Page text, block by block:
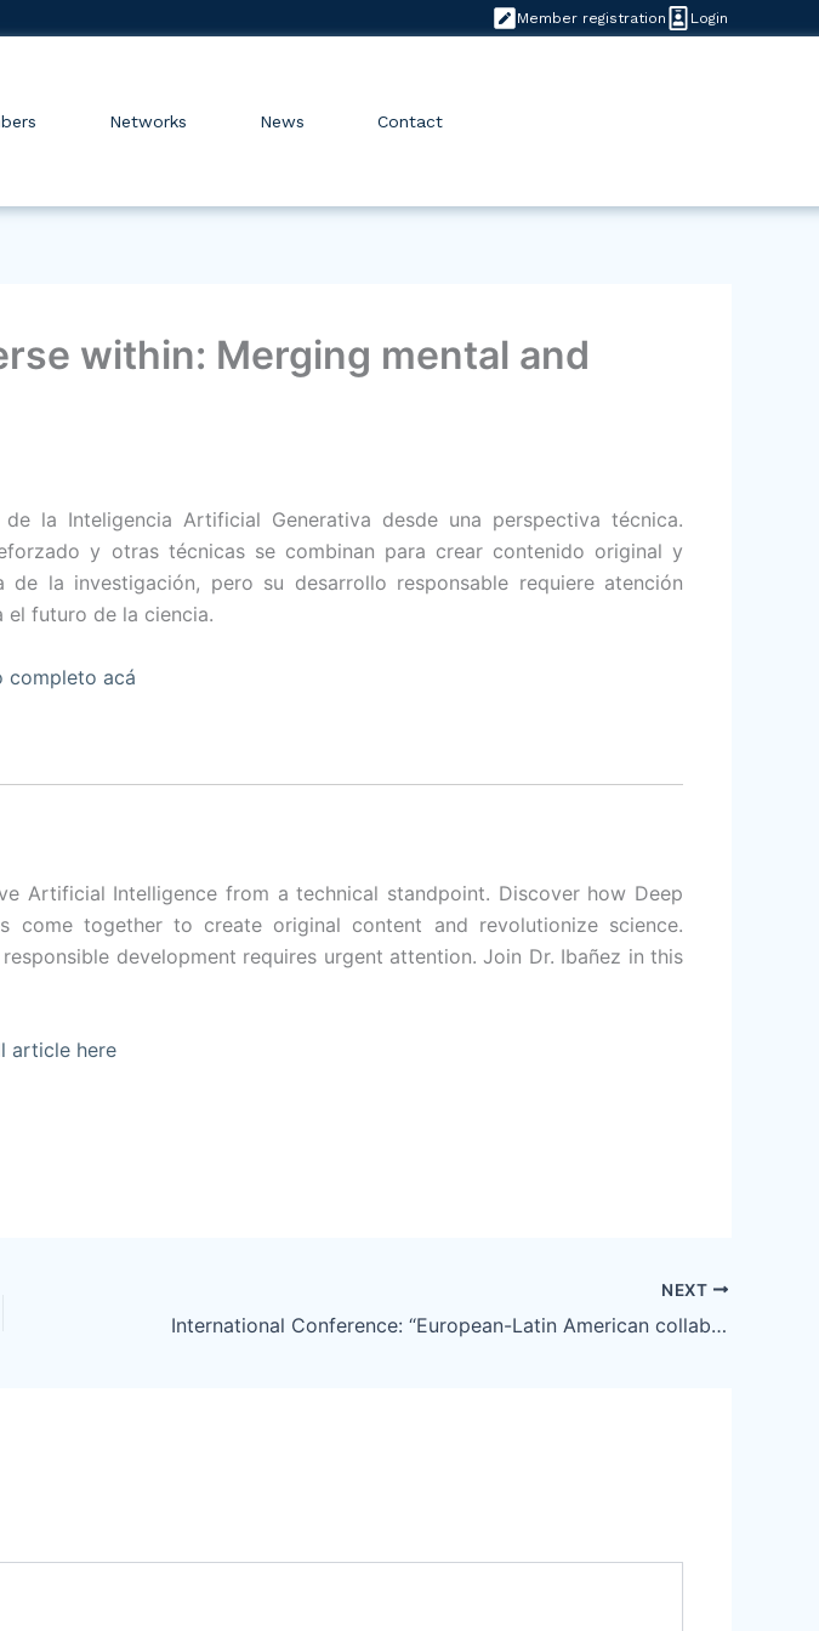
Login
Member registration
Networks News Contact
within: Merging mental and
la Inteligencia Artificial Generativa desde una perspectiva técnica.
y otras técnicas se combinan para crear contenido original y
la investigación, pero su desarrollo responsable requiere atención
el futuro de la ciencia.
completo acá
Artificial Intelligence from a technical standpoint. Discover how Deep
come together to create original content and revolutionize science.
development requires urgent attention. Join Dr. Ibañez in this
article here
NEXT
International Conference: “European-Latin American collaboration on Brain Health”